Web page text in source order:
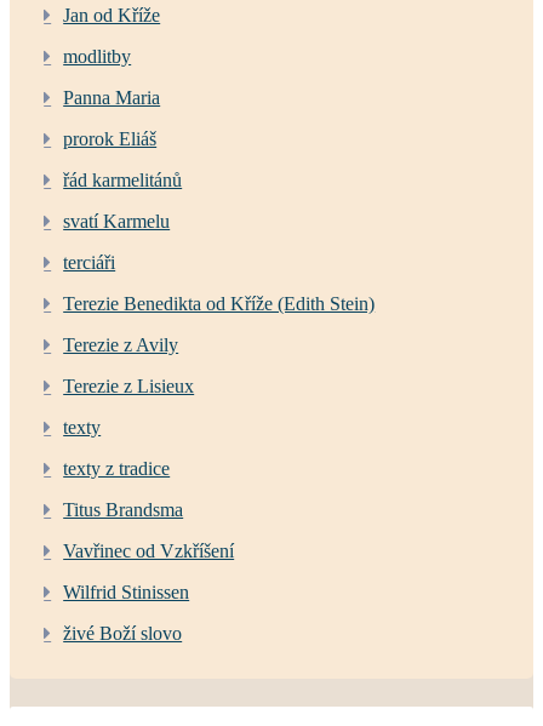
Jan od Kříže
modlitby
Panna Maria
prorok Eliáš
řád karmelitánů
svatí Karmelu
terciáři
Terezie Benedikta od Kříže (Edith Stein)
Terezie z Avily
Terezie z Lisieux
texty
texty z tradice
Titus Brandsma
Vavřinec od Vzkříšení
Wilfrid Stinissen
živé Boží slovo